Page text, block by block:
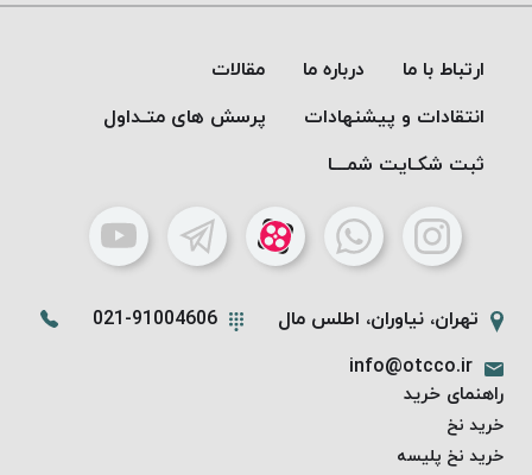
ارتباط با ما درباره ما
مقالات
انتقادات و پیشنهادات
پرسش های متـداول
ثبت شکـایت شمـــا
تهران، نیاوران، اطلس مال
021-91004606
info@otcco.ir
راهنمای خرید
خرید نخ
خرید نخ پلیسه